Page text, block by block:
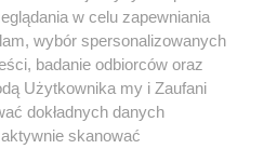
w celu zapewniania
wybór spersonalizowanych
badanie odbiorców oraz
Użytkownika my i Zaufani
dokładnych danych
skanować